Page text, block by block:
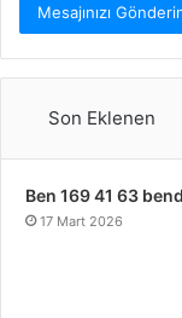
Son Eklenen
Ben 169 41 63
17 Mart 2026